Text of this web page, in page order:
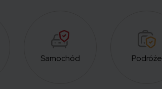
Samochód Podróże